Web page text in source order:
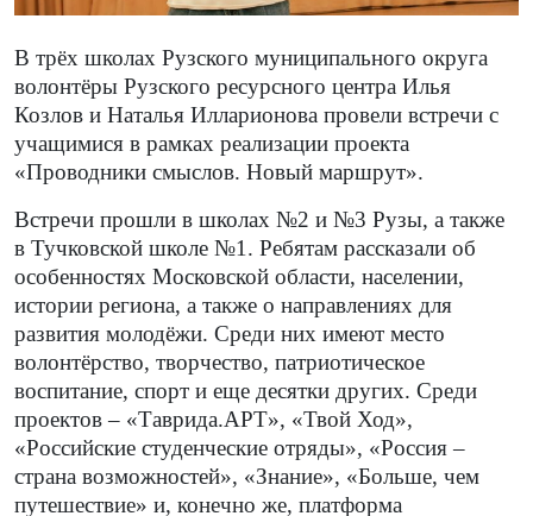
В трёх школах Рузского муниципального округа
волонтёры Рузского ресурсного центра Илья
Козлов и Наталья Илларионова провели встречи с
учащимися в рамках реализации проекта
«Проводники смыслов. Новый маршрут».
Встречи прошли в школах №2 и №3 Рузы, а также
в Тучковской школе №1. Ребятам рассказали об
особенностях Московской области, населении,
истории региона, а также о направлениях для
развития молодёжи. Среди них имеют место
волонтёрство, творчество, патриотическое
воспитание, спорт и еще десятки других. Среди
проектов – «Таврида.АРТ», «Твой Ход»,
«Российские студенческие отряды», «Россия –
страна возможностей», «Знание», «Больше, чем
путешествие» и, конечно же, платформа